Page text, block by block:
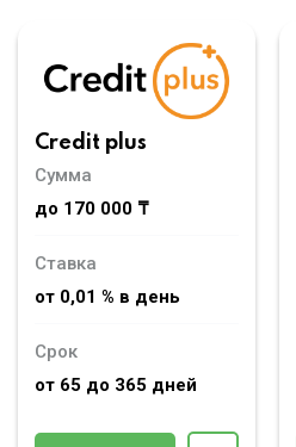
Credit plus
Сумма
до 170 000 ₸
Ставка
от 0,01 % в день
Срок
от 65 до 365 дней